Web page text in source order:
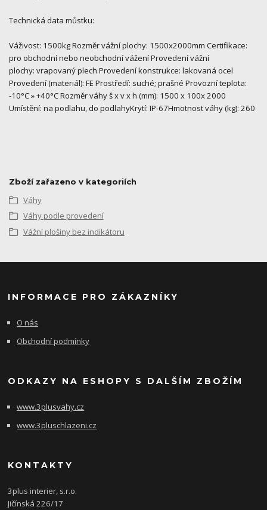
Technická data můstku:
Váživost: 1500kg Rozměr vážní plochy: 1500x2000mm Certifikace:
pro obchodní nebo neobchodní vážení Provedení vážní
plochy: vrapovaný plech Provedení konstrukce: lakovaná ocel
Provedení (materiál): FE Prostředí: suché; prašné Provozní teplota:
-10°C » +40°C Rozměr váhy š x v x h (mm): 1500 x 100x 2000
Umístění: na podlahu, do podlahyKrytí: IP-67Hmotnost váhy (kg): 260
Zboží zařazeno v kategoriích
Váhy
Váhy podle provedení
Vážní plošiny bez indikátoru
INFORMACE PRO ZÁKAZNÍKY
O nás
Obchodní podmínky
ODKAZY NA ESHOPY S DALŠÍM ZBOŽÍM
www.3plusvahy.cz
www.3pluschlazeni.cz
KONTAKTY
3plus interier, s.r.o.
Jičínská 226/17